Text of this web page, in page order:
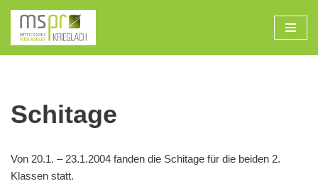
Zum
Inhalt
Schitage
Von 20.1. – 23.1.2004 fanden die Schitage für die beiden 2.
Klassen statt.